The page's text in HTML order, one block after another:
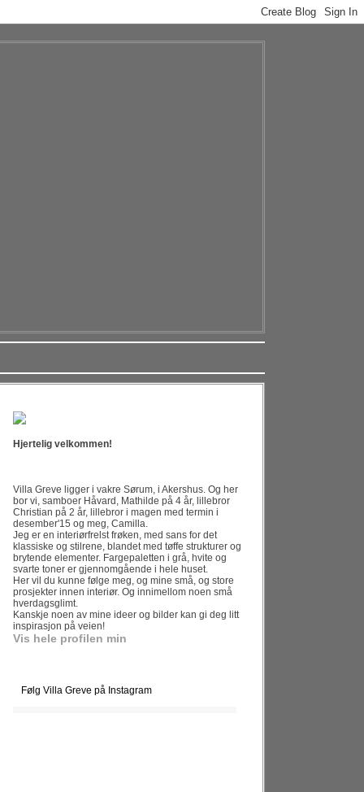
Hjertelig velkommen!
Villa Greve ligger i vakre Sørum, i Akershus. Og her
bor vi, samboer Håvard, Mathilde på 4 år, lillebror
Christian på 2 år, lillebror i magen med termin i
desember'15 og meg, Camilla.
Jeg er en interiørfrelst frøken, med sans for det
klassiske og stilrene, blandet med tøffe strukturer og
brytende elementer. Fargepaletten i grå, hvite og
svarte toner er gjennomgående i hele huset.
Her vil du kunne følge meg, og mine små, og store
prosjekter innen interiør. Og innimellom noen små
hverdagsglimt.
Kanskje noen av mine ideer og bilder kan gi deg litt
inspirasjon på veien!
Vis hele profilen min
Følg Villa Greve på Instagram